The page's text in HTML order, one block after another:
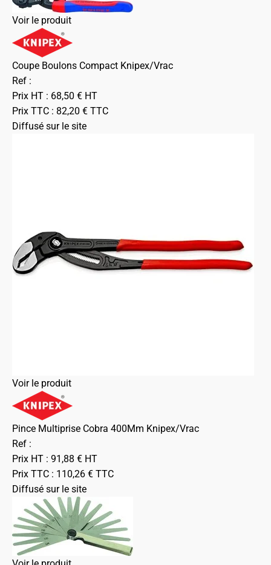
Voir le produit
Coupe Boulons Compact Knipex/Vrac
Ref :
Prix HT : 68,50 € HT
Prix TTC : 82,20 € TTC
Diffusé sur le site
Voir le produit
Pince Multiprise Cobra 400Mm Knipex/Vrac
Ref :
Prix HT : 91,88 € HT
Prix TTC : 110,26 € TTC
Diffusé sur le site